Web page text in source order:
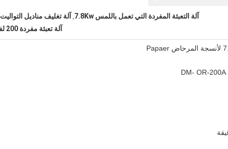
آلة التعبئة المفردة التي تعمل باللمس 7.8Kw , آلة تغليف مناديل التواليت Papaer
آلة تعبئة مفردة 200 لفة / دقيقة